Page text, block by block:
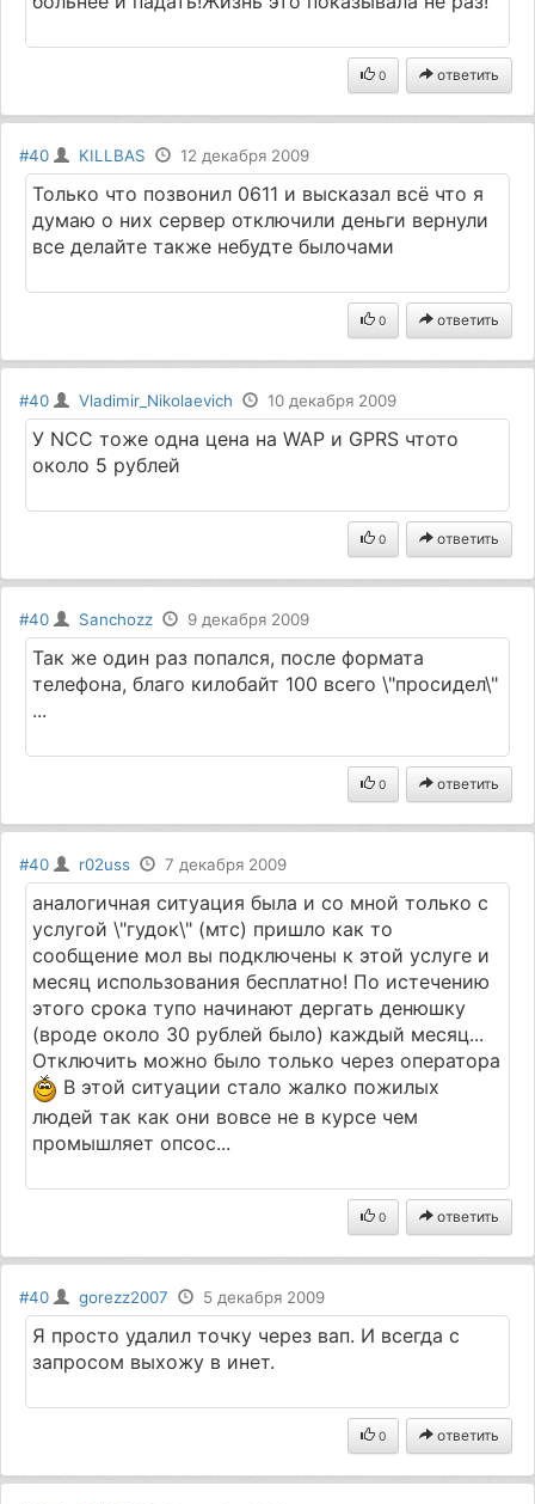
0 ответить
#40 KILLBAS 12 декабря 2009
Только что позвонил 0611 и высказал всё что я
думаю о них сервер отключили деньги вернули
все делайте также небудте былочами
0 ответить
#40 Vladimir_Nikolaevich 10 декабря 2009
У NCC тоже одна цена на WAP и GPRS чтото
около 5 рублей
0 ответить
#40 Sanchozz 9 декабря 2009
Так же один раз попался, после формата
телефона, благо килобайт 100 всего \"просидел\"
...
0 ответить
#40 r02uss 7 декабря 2009
аналогичная ситуация была и со мной только с
услугой \"гудок\" (мтс) пришло как то
сообщение мол вы подключены к этой услуге и
месяц использования бесплатно! По истечению
этого срока тупо начинают дергать денюшку
(вроде около 30 рублей было) каждый месяц...
Отключить можно было только через оператора
В этой ситуации стало жалко пожилых
людей так как они вовсе не в курсе чем
промышляет опсос...
0 ответить
#40 gorezz2007 5 декабря 2009
Я просто удалил точку через вап. И всегда с
запросом выхожу в инет.
0 ответить